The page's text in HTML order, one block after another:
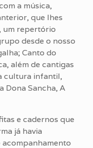
a música,
que lhes
um repertório
desde o nosso
Canto do
além de cantigas
cultura infantil,
Dona Sancha, A
e cadernos que
já havia